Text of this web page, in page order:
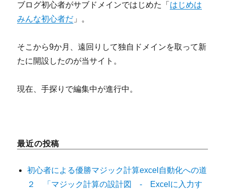
ブログ初心者がサブドメインではじめた「 はじめは
みんな初心者だ 」。
そこから9か月、遠回りして独自ドメインを取って新
たに開設したのが当サイト。
現在、手探りで編集中が進行中。
最近の投稿
初心者による優勝マジック計算excel自動化への道
２ 「マジック計算の設計図 - Excelに入力す